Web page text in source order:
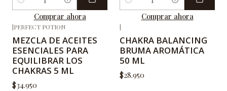
Cantidad
Comprar ahora
Cantidad
Comprar ahora
|PERFECT POTION
MEZCLA DE ACEITES
ESENCIALES PARA
EQUILIBRAR LOS
CHAKRAS 5 ML
$34.950
|
CHAKRA BALANCING
BRUMA AROMÁTICA
50 ML
$28.950